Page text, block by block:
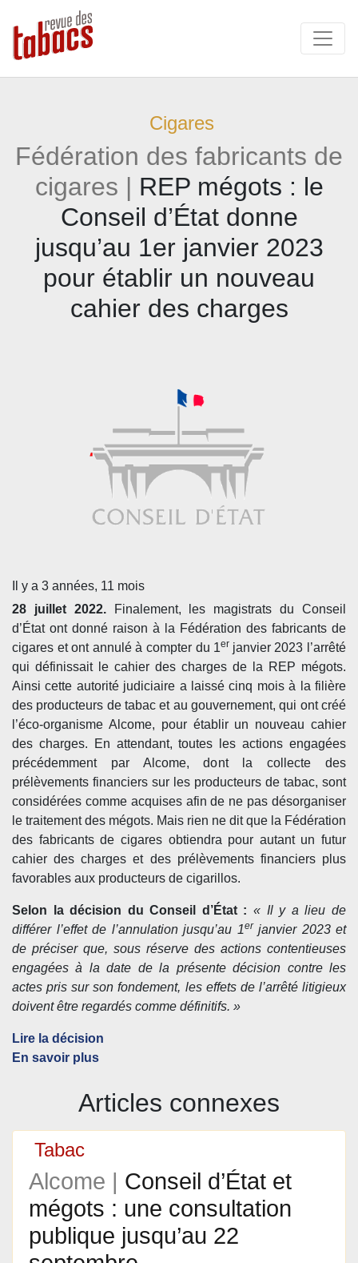
Cigares
Fédération des fabricants de
cigares | REP mégots : le
Conseil d’État donne
jusqu’au 1er janvier 2023
pour établir un nouveau
cahier des charges
Il y a 3 années, 11 mois
28 juillet 2022.Finalement, les magistrats du Conseil
d’État ont donné raison à la Fédération des fabricants de
cigares et ont annulé à compter du 1er janvier 2023 l’arrêté
qui définissait le cahier des charges de la REP mégots.
Ainsi cette autorité judiciaire a laissé cinq mois à la filière
des producteurs de tabac et au gouvernement, qui ont créé
l’éco-organisme Alcome, pour établir un nouveau cahier
des charges. En attendant, toutes les actions engagées
précédemment par Alcome, dont la collecte des
prélèvements financiers sur les producteurs de tabac, sont
considérées comme acquises afin de ne pas désorganiser
le traitement des mégots. Mais rien ne dit que la Fédération
des fabricants de cigares obtiendra pour autant un futur
cahier des charges et des prélèvements financiers plus
favorables aux producteurs de cigarillos.
Selon la décision du Conseil d’État : « Il y a lieu de
différer l’effet de l’annulation jusqu’au 1er janvier 2023 et
de préciser que, sous réserve des actions contentieuses
engagées à la date de la présente décision contre les
actes pris sur son fondement, les effets de l’arrêté litigieux
doivent être regardés comme définitifs. »
Lire la décision
En savoir plus
Articles connexes
Tabac
Alcome | Conseil d’État et
mégots : une consultation
publique jusqu’au 22